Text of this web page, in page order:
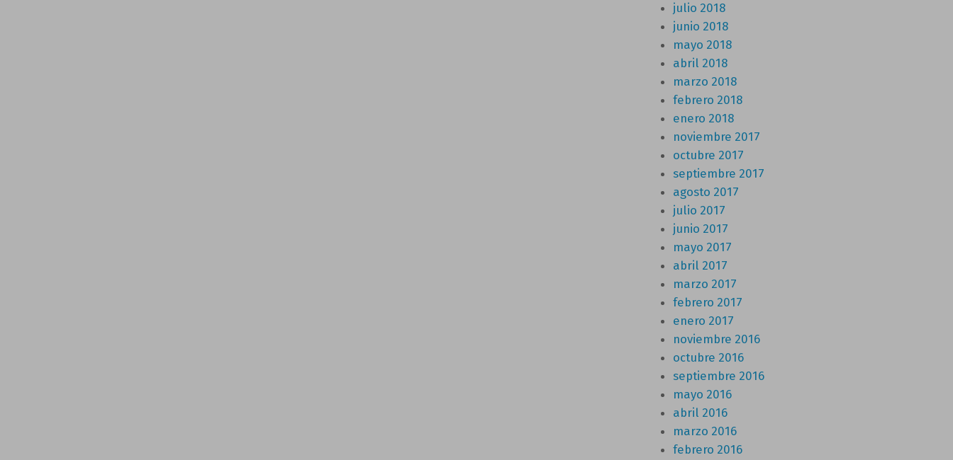
julio 2018
junio 2018
mayo 2018
abril 2018
marzo 2018
febrero 2018
enero 2018
noviembre 2017
octubre 2017
septiembre 2017
agosto 2017
julio 2017
junio 2017
mayo 2017
abril 2017
marzo 2017
febrero 2017
enero 2017
noviembre 2016
octubre 2016
septiembre 2016
mayo 2016
abril 2016
marzo 2016
febrero 2016